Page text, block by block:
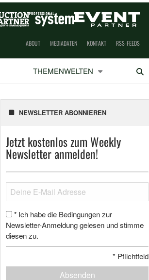
ABOUT MEDIADATEN KONTAKT RSS-FEEDS
THEMENWELTEN Suchen
NEWSLETTER ABONNIEREN
Jetzt kostenlos zum Weekly
Newsletter anmelden!
* Ich habe die Bedingungen zur
Newsletter-Anmeldung gelesen und stimme
diesen zu.
* Pflichtfeld
Absenden